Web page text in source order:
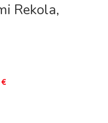
Rekola,
€